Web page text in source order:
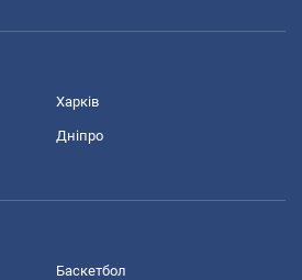
Харків
Дніпро
Баскетбол